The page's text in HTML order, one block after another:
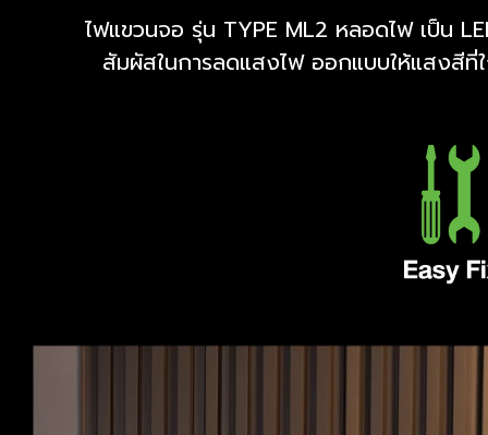
ไฟแขวนจอ รุ่น TYPE ML2 หลอดไฟ เป็น
สัมผัสในการลดแสงไฟ ออกแบบให้แสงสีที่